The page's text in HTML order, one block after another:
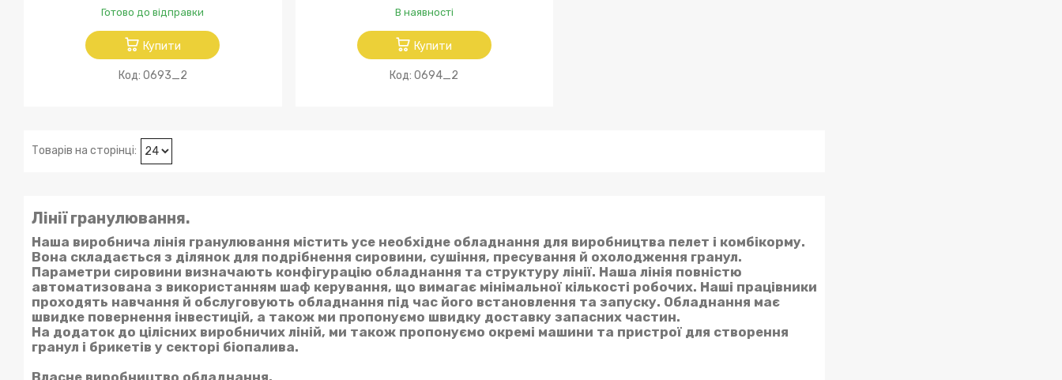
Готово до відправки
Купити
0693_2
В наявності
Купити
0694_2
Лінії гранулювання.
Наша виробнича лінія гранулювання містить усе необхідне обладнання для виробництва пелет і комбікорму.
Вона складається з ділянок для подрібнення сировини, сушіння, пресування й охолодження гранул.
Параметри сировини визначають конфігурацію обладнання та структуру лінії. Наша лінія повністю
автоматизована з використанням шаф керування, що вимагає мінімальної кількості робочих. Наші працівники
проходять навчання й обслуговують обладнання під час його встановлення та запуску. Обладнання має
швидке повернення інвестицій, а також ми пропонуємо швидку доставку запасних частин.
На додаток до цілісних виробничих ліній, ми також пропонуємо окремі машини та пристрої для створення
гранул і брикетів у секторі біопалива.